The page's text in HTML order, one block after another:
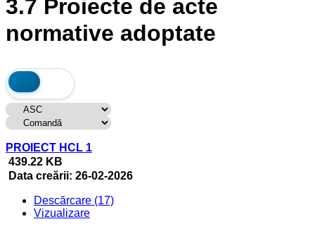
3.7 Proiecte de acte
normative adoptate
PROIECT HCL 1
439.22 KB
Data creării: 26-02-2026
Descărcare (17)
Vizualizare